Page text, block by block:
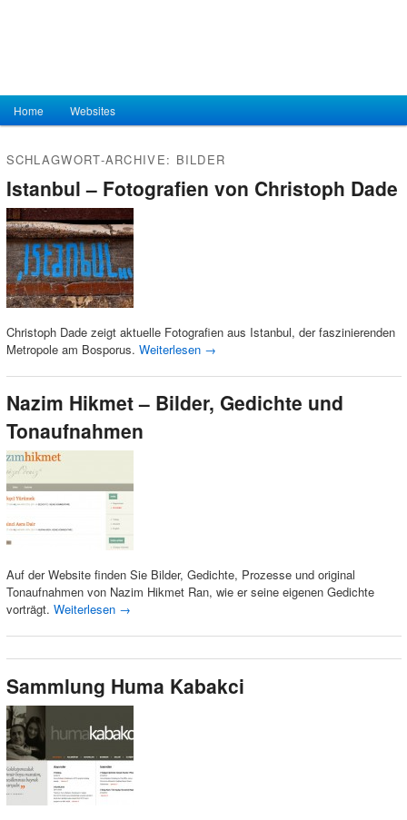
Hauptmenü
Zum Inhalt wechseln
Zum sekundären Inhalt wechseln
Home Websites
SCHLAGWORT-ARCHIVE: BILDER
Istanbul – Fotografien von Christoph Dade
Christoph Dade zeigt aktuelle Fotografien aus Istanbul, der faszinierenden
Metropole am Bosporus. Weiterlesen →
Nazim Hikmet – Bilder, Gedichte und
Tonaufnahmen
Auf der Website finden Sie Bilder, Gedichte, Prozesse und original
Tonaufnahmen von Nazim Hikmet Ran, wie er seine eigenen Gedichte
vorträgt. Weiterlesen →
Sammlung Huma Kabakci